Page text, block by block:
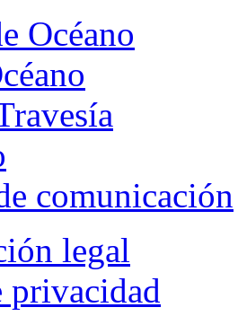
Océano
comunicación
legal
privacidad